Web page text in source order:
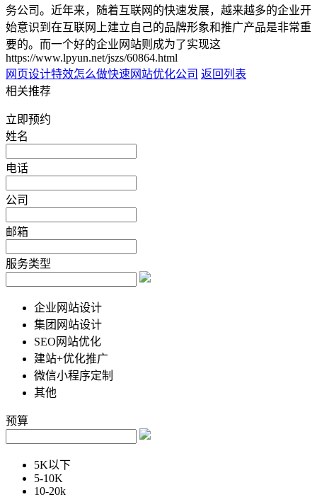
务公司。近年来，随着互联网的快速发展，越来越多的企业开
始意识到在互联网上建立自己的品牌形象和推广产品是非常重
要的。而一个好的企业网站则成为了实现这
https://www.lpyun.net/jszs/60864.html
网页设计特效怎么做快速网站优化公司 返回列表
相关推荐
立即预约
姓名
电话
公司
邮箱
服务类型
企业网站设计
集团网站设计
SEO网站优化
建站+优化推广
微信小程序定制
其他
预算
5K以下
5-10K
10-20k